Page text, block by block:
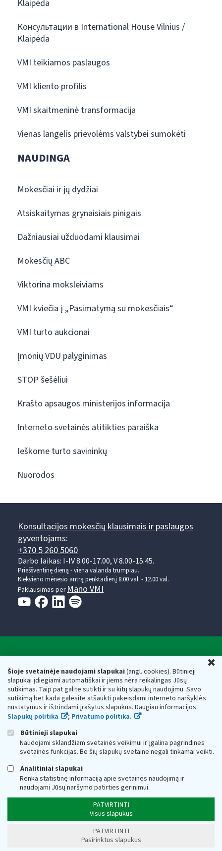
Šioje svetainėje naudojami slapukai(angl. cookies). Būtinieji
slapukai įdiegiami automatiškai ir jiems nėra reikalingas Jūsų
sutikimas. Taip pat galite sutikti ir su kitų slapukų naudojimu. Savo
sutikimą bet kada galėsite atšaukti pakeisdami interneto naršyklės
nustatymus ir ištrindami įrašytus slapukus. Daugiau informacijos
Slapukų politika
; Privatumo politika.
Būtinieji slapukai
Naudojami sklandžiam svetainės veikimui ir įgalina pagrindines
svetainės funkcijas. Be šių slapukų svetainė negali tinkamai veikti.
Analitiniai slapukai
Renka statistinę informaciją apie svetainės naudojimą ir
naudojami Jūsų naršymo patirties gerinimui.
PATVIRTINTI
Visus slapukus
PATVIRTINTI
Pasirinktus slapukus
Klaipėda
Консультации в International House Vilnius /
Klaipėda
VMI teikiamos paslaugos
VMI kliento profilis
VMI skaitmeninė transformacija
Vienas langelis prievolėms valstybei sumokėti
NAUDINGA
Mokesčiai ir jų dydžiai
Atsiskaitymas grynaisiais pinigais
Dažniausiai užduodami klausimai
Mokesčių ABC
Viktorina moksleiviams
VMI kviečia į „Pasimatymą su mokesčiais“
VMI turto aukcionai
Įmonių VDU palyginimas
STOP šešėliui
Krašto apsaugos ministerijos informacija
Interneto svetainės atitikties paraiška
Ieškome turto savininkų
Nuorodos
Konsultacijos mokesčių klausimais ir paslaugos
gyventojams:
+370 5 260 5060
Darbo laikas: I-IV 8.00-17.00, V 8.00-15.45.
Prieššventinę dieną - viena valanda trumpiau.
Kiekvieno mėnesio antrą penktadienį 8.00 val. - 12.00 val.
Paklausimas per Mano VMI
Respublikos finansų ministerijos
Biudžetinė įstaiga. Juridinio asmens kodas — 188659752,
adresas: Vasario 16-osios g. 14, 01107 Vilnius, Lietuva, el.paštas:
vmi@vmi.lt, E. pristatymo dėžutės adresas 188659752
Duomenys apie Valstybinę mokesčių inspekciją prie Lietuvos
Respublikos finansų ministerijos kaupiami ir saugomi Juridinių